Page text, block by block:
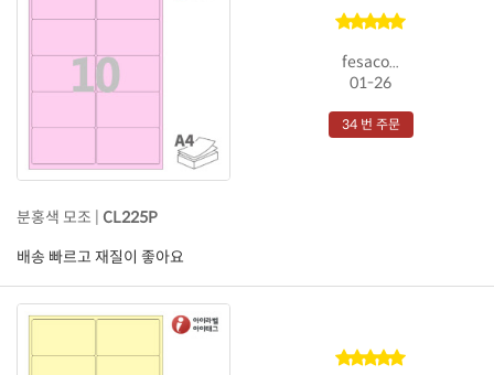
fesaco...
01-26
34 번 주문
분홍색 모조 | CL225P
배송 빠르고 재질이 좋아요